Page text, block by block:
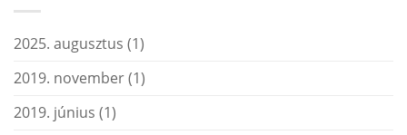
2025. augusztus (1)
2019. november(1)
2019. június (1)